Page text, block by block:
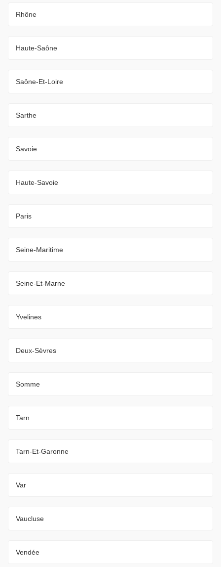
Rhône
Haute-Saône
Saône-Et-Loire
Sarthe
Savoie
Haute-Savoie
Paris
Seine-Maritime
Seine-Et-Marne
Yvelines
Deux-Sèvres
Somme
Tarn
Tarn-Et-Garonne
Var
Vaucluse
Vendée